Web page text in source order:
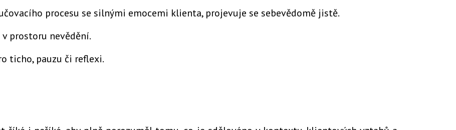
procesu se silnými emocemi klienta, projevuje se sebevědomě jistě.
prostoru nevědění.
ticho, pauzu či reflexi.